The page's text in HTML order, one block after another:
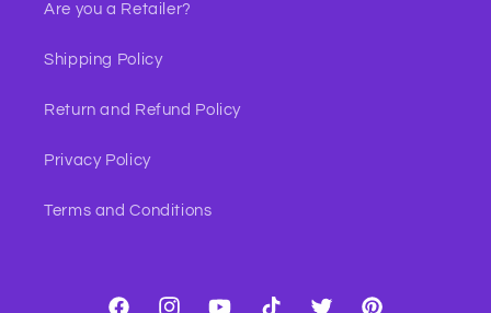
Are you a Retailer?
Shipping Policy
Return and Refund Policy
Privacy Policy
Terms and Conditions